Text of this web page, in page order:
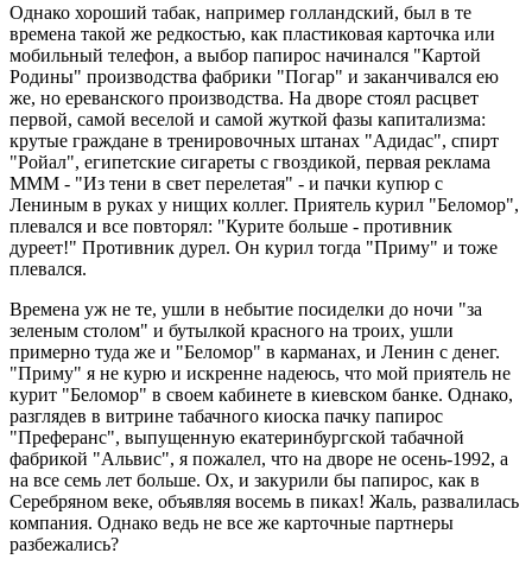
Однако хороший табак, например голландский, был в те
времена такой же редкостью, как пластиковая карточка или
мобильный телефон, а выбор папирос начинался "Картой
Родины" производства фабрики "Погар" и заканчивался ею
же, но ереванского производства. На дворе стоял расцвет
первой, самой веселой и самой жуткой фазы капитализма:
крутые граждане в тренировочных штанах "Адидас", спирт
"Ройал", египетские сигареты с гвоздикой, первая реклама
МММ - "Из тени в свет перелетая" - и пачки купюр с
Лениным в руках у нищих коллег. Приятель курил "Беломор",
плевался и все повторял: "Курите больше - противник
дуреет!" Противник дурел. Он курил тогда "Приму" и тоже
плевался.
Времена уж не те, ушли в небытие посиделки до ночи "за
зеленым столом" и бутылкой красного на троих, ушли
примерно туда же и "Беломор" в карманах, и Ленин с денег.
"Приму" я не курю и искренне надеюсь, что мой приятель не
курит "Беломор" в своем кабинете в киевском банке. Однако,
разглядев в витрине табачного киоска пачку папирос
"Преферанс", выпущенную екатеринбургской табачной
фабрикой "Альвис", я пожалел, что на дворе не осень-1992, а
на все семь лет больше. Ох, и закурили бы папирос, как в
Серебряном веке, объявляя восемь в пиках! Жаль, развалилась
компания. Однако ведь не все же карточные партнеры
разбежались?